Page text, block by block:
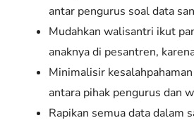
antar pengurus soal data
Mudahkan walisantri ikut
anaknya di pesantren,
Minimalisir
antara pihak pengurus dan
Rapikan semua data dalam